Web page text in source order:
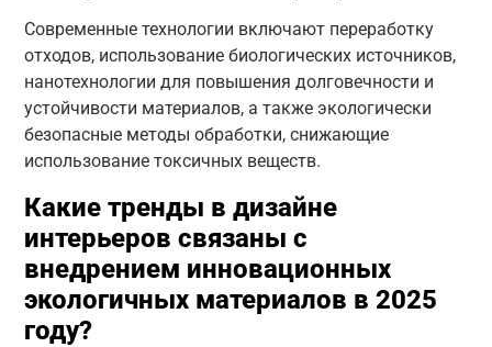
Современные технологии включают переработку
отходов, использование биологических источников,
нанотехнологии для повышения долговечности и
устойчивости материалов, а также экологически
безопасные методы обработки, снижающие
использование токсичных веществ.
Какие тренды в дизайне
интерьеров связаны с
внедрением инновационных
экологичных материалов в 2025
году?